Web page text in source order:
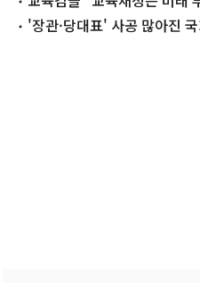
리 '장관·당대표' 사공 많아진